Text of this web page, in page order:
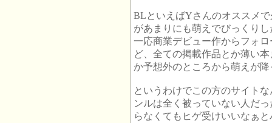
BLといえばYさんのオススメ
があまりにも萌えでびっくり
一応商業デビュー作からフォ
ど、全ての掲載作品とか薄い
か予想外のところから萌えが
というわけでこの方のサイト
ンルは全く被っていない人だ
らなくてもヒゲ受けいいなぁ